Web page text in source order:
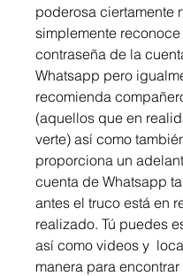
poderosa ciertamente
simplemente
contraseña de la
Whatsapp pero
recomienda
(aquellos que en
verte) así como
proporciona un
cuenta de Whatsapp
antes el truco está en
realizado. Tú puedes
así como videos y
manera para encontrar